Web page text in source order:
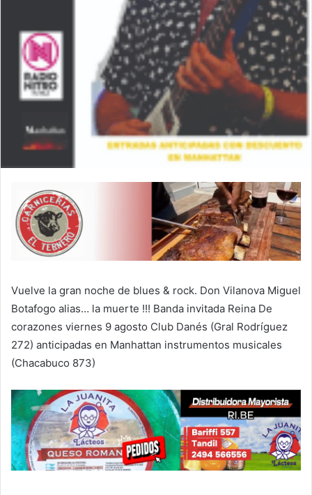
Vuelve la gran noche de blues & rock. Don Vilanova Miguel
Botafogo alias… la muerte !!! Banda invitada Reina De
corazones viernes 9 agosto Club Danés (Gral Rodríguez
272) anticipadas en Manhattan instrumentos musicales
(Chacabuco 873)